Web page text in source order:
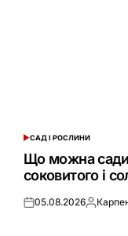
ОПУБЛІКУВАТИ
У
САД І РОСЛИНИ
Що можна
соковитого і
Оприлюднено
05.08.2026